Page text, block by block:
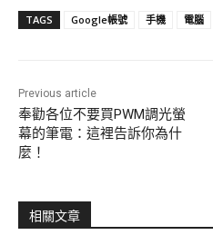
TAGS Google帳號 手機 電腦
Previous article
奉勸各位不要買PWM調光螢
幕的筆電：這裡告訴你為什
麼！
相關文章